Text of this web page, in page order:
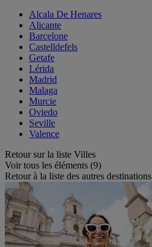
Alcala De Henares
Alicante
Barcelone
Castelldefels
Getafe
Lérida
Madrid
Malaga
Murcie
Oviedo
Seville
Valence
Retour sur la liste Villes
Voir tous les éléments (9)
Retour à la liste des autres destinations